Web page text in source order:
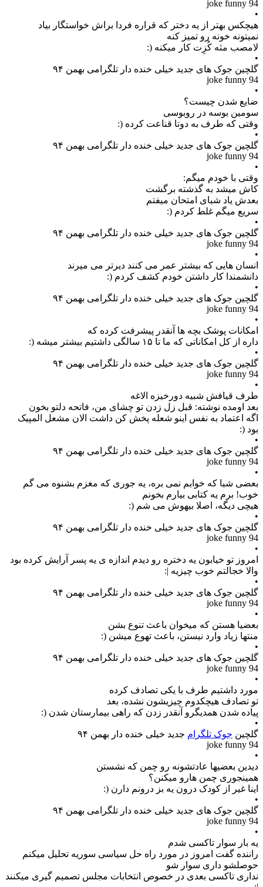
joke funny 94
•
هیچکس بهتر از یه دختر که قراره فردا براش خواستگار بیاد
نمیتونه خونه رو تمیز کنه
لامصب مثه کُزِت کار میکنه (:
•
گلچین جوک های جدید خیلی خنده دار تلگرامی بهمن ۹۴
joke funny 94
•
ضایع شدن چیست؟
سومین بوسه در روبوسی
وقتی که طرف به دوتا قناعت کرده (:
•
گلچین جوک های جدید خیلی خنده دار تلگرامی بهمن ۹۴
joke funny 94
•
وقتی با خودم میگم:
کاش میشد به گذشته برگشت
بعدش یاد شبای امتحان میفتم
سریع میگم غلط کردم (:
•
گلچین جوک های جدید خیلی خنده دار تلگرامی بهمن ۹۴
joke funny 94
•
انسان هایی که بیشتر عمر می کنند دیرتر می میرند
دانشمندا کار داشتن خودم کشف کردم (:
•
گلچین جوک های جدید خیلی خنده دار تلگرامی بهمن ۹۴
joke funny 94
•
امکانات پوشک بچه ها آنقدر پیشرفت کرده که
داره از کل امکاناتی که ما تا ۱۵ سالگی داشتیم بیشتر میشه (:
•
گلچین جوک های جدید خیلی خنده دار تلگرامی بهمن ۹۴
joke funny 94
•
طرف قیافش شبیه دورخیزه الاغه
بعد اومده نوشته: قبل زل زدن تو چشای من، فاتحه دلتو بخون
اگه اعتماد به نفس اینو شعله پخش کن داشت الان مشعل المپیک
بود (:
•
گلچین جوک های جدید خیلی خنده دار تلگرامی بهمن ۹۴
joke funny 94
•
بعضی شبا که خوابم نمی بره، یه جوری که مغزم بشنوه می گم
خوب! برم یه کتابی بیارم بخونم
هیچی دیگه، اصلا بیهوش می شم (:
•
گلچین جوک های جدید خیلی خنده دار تلگرامی بهمن ۹۴
joke funny 94
•
امروز تو خیابون یه دختره رو دیدم اندازه ی یه پسر آرایش کرده بود
والا خجالتم خوب چیزیه |:
•
گلچین جوک های جدید خیلی خنده دار تلگرامی بهمن ۹۴
joke funny 94
•
بعضیا هستن که میخوان باعث تنوع بشن
منتها زیاد وارد نیستن، باعث تهوع میشن (:
•
گلچین جوک های جدید خیلی خنده دار تلگرامی بهمن ۹۴
joke funny 94
•
مورد داشتیم طرف با یکی تصادف کرده
تو تصادف هیچکدوم چیزیشون نشده، بعد
پیاده شدن همدیگرو آنقدر زدن که راهی بیمارستان شدن (:
•
گلچین جوک تلگرام جدید خیلی خنده دار بهمن ۹۴
joke funny 94
•
دیدین بعضیها عادتشونه رو چمن که نشستن
همینجوری چمن هارو میکنن؟
اینا غیر از کودک درون یه بز درونم دارن (:
•
گلچین جوک های جدید خیلی خنده دار تلگرامی بهمن ۹۴
joke funny 94
•
یه بار سوار تاکسی شدم
راننده گفت امروز در مورد راه حل سیاسی سوریه تحلیل میکنم
حوصلشو داری سوار شو
نداری تاکسی بعدی در خصوص انتخابات مجلس تصمیم گیری میکنند